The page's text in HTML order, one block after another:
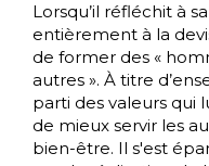
Lorsqu’il réfléchit à
entièrement à la
de former des «
autres ». À titre
parti des valeurs qui
de mieux servir les
bien-être. Il s'est